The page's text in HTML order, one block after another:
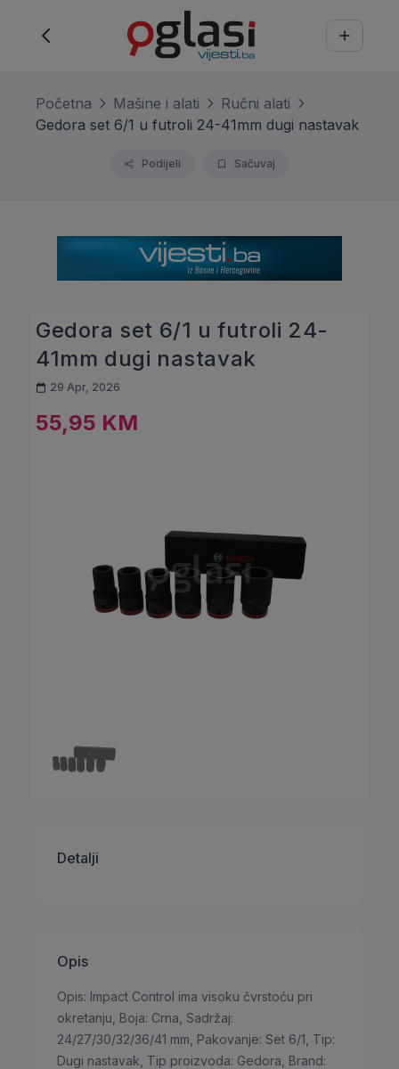
Početna Mašine i alati
Ručni alati
Gedora set 6/1 u futroli 24-41mm dugi nastavak
Podijeli Sačuvaj
Gedora set 6/1 u futroli 24-
41mm dugi nastavak
29 Apr, 2026
55,95 KM
Detalji
Opis
Opis: Impact Control ima visoku čvrstoću pri
okretanju, Boja: Crna, Sadržaj:
24/27/30/32/36/41 mm, Pakovanje: Set 6/1, Tip:
Dugi nastavak, Tip proizvoda: Gedora, Brand: